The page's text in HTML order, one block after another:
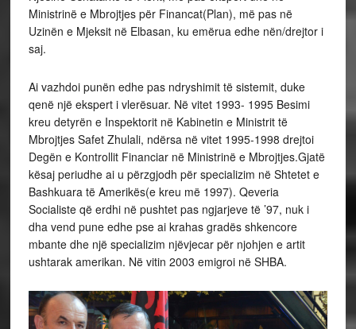
Ministrinë e Mbrojtjes për Financat(Plan), më pas në
Uzinën e Mjeksit në Elbasan, ku emërua edhe nën/drejtor i
saj.
Ai vazhdoi punën edhe pas ndryshimit të sistemit, duke
qenë një ekspert i vlerësuar. Në vitet 1993- 1995 Besimi
kreu detyrën e Inspektorit në Kabinetin e Ministrit të
Mbrojtjes Safet Zhulali, ndërsa në vitet 1995-1998 drejtoi
Degën e Kontrollit Financiar në Ministrinë e Mbrojtjes.Gjatë
kësaj periudhe ai u përzgjodh për specializim në Shtetet e
Bashkuara të Amerikës(e kreu më 1997). Qeveria
Socialiste që erdhi në pushtet pas ngjarjeve të ’97, nuk i
dha vend pune edhe pse ai krahas gradës shkencore
mbante dhe një specializim njëvjecar për njohjen e artit
ushtarak amerikan. Në vitin 2003 emigroi në SHBA.